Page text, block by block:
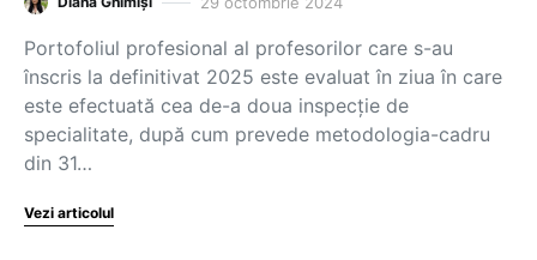
Portofoliul profesional al profesorilor care s-au
înscris la definitivat 2025 este evaluat în ziua în care
este efectuată cea de-a doua inspecție de
specialitate, după cum prevede metodologia-cadru
din 31…
Vezi articolul